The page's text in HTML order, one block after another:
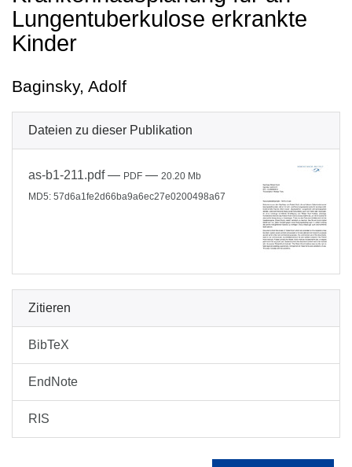
Lungentuberkulose erkrankte
Kinder
Baginsky, Adolf
Dateien zu dieser Publikation
as-b1-211.pdf— PDF — 20.20 Mb
MD5: 57d6a1fe2d66ba9a6ec27e0200498a67
Zitieren
BibTeX
EndNote
RIS